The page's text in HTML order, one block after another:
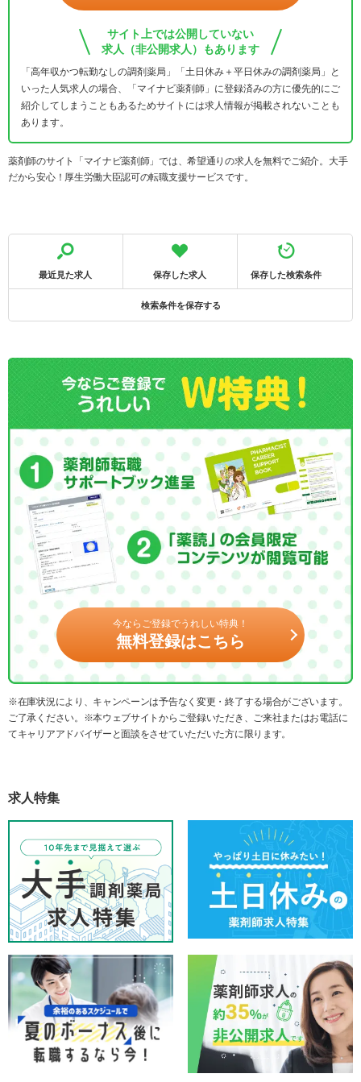
サイト上では公開していない
求人（非公開求人）もあります
「高年収かつ転勤なしの調剤薬局」「土日休み＋平日休みの調剤薬局」と
いった人気求人の場合、「マイナビ薬剤師」に登録済みの方に優先的にご
紹介してしまうこともあるためサイトには求人情報が掲載されないことも
あります。
薬剤師のサイト「マイナビ薬剤師」では、希望通りの求人を無料でご紹介。大手
だから安心！厚生労働大臣認可の転職支援サービスです。
最近見た求人 保存した求人 保存した検索条件
検索条件を保存する
今ならご登録でうれしい特典！
無料登録はこちら
※在庫状況により、キャンペーンは予告なく変更・終了する場合がございます。
ご了承ください。※本ウェブサイトからご登録いただき、ご来社またはお電話に
てキャリアアドバイザーと面談をさせていただいた方に限ります。
求人特集